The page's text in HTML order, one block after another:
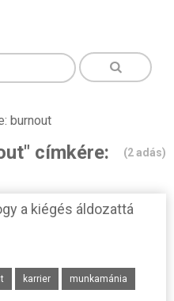
burnout
címkére: (2 adás)
a kiégés áldozattá
karrier munkamánia